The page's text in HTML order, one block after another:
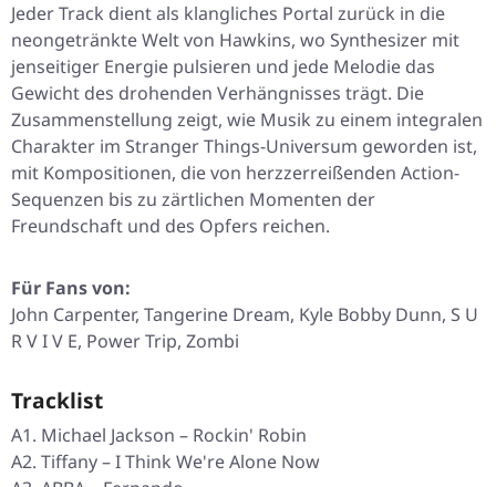
Jeder Track dient als klangliches Portal zurück in die
neongetränkte Welt von Hawkins, wo Synthesizer mit
jenseitiger Energie pulsieren und jede Melodie das
Gewicht des drohenden Verhängnisses trägt. Die
Zusammenstellung zeigt, wie Musik zu einem integralen
Charakter im Stranger Things-Universum geworden ist,
mit Kompositionen, die von herzzerreißenden Action-
Sequenzen bis zu zärtlichen Momenten der
Freundschaft und des Opfers reichen.
Für Fans von:
John Carpenter, Tangerine Dream, Kyle Bobby Dunn, S U
R V I V E, Power Trip, Zombi
Tracklist
A1. Michael Jackson – Rockin' Robin
A2. Tiffany – I Think We're Alone Now